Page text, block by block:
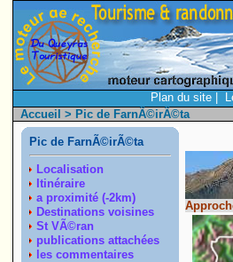
Plan du site|
Accueil > Pic de FarnÃ©irÃ©ta
Pic de FarnÃ©irÃ©ta
Localisation
Itinéraire
a proximité (-2km)
Destinations voisines
St VÃ©ran
publications attachées
les commentaires